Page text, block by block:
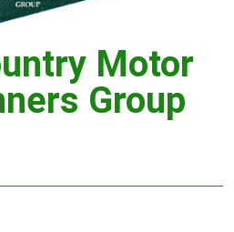
Motor
Group